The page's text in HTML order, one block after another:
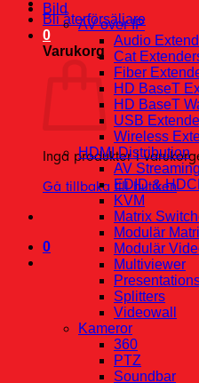
Bli återförsäljare
0
Varukorg
Inga produkter i
Gå tillbaka till butiken
0
Bild
AV over IP
Audio
Cat
Fiber
HD BaseT
HD BaseT
USB
Wireless
HDMI Distribution
AV Streaming
EDID &
KVM
Matrix
Modulär
Modulär
Multiviewer
Splitters
Videowall
Kameror
360
PTZ
Soundbar